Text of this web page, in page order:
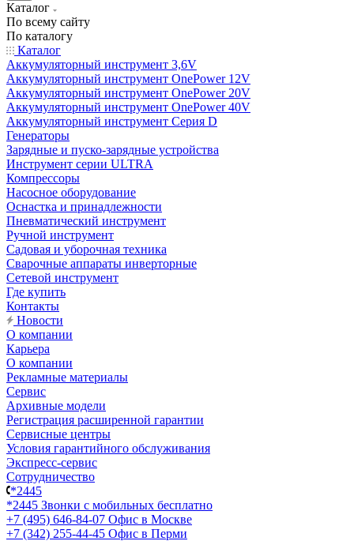
Каталог
По всему сайту
По каталогу
Каталог
Аккумуляторный инструмент 3,6V
Аккумуляторный инструмент OnePower 12V
Аккумуляторный инструмент OnePower 20V
Аккумуляторный инструмент OnePower 40V
Аккумуляторный инструмент Серия D
Генераторы
Зарядные и пуско-зарядные устройства
Инструмент серии ULTRA
Компрессоры
Насосное оборудование
Оснастка и принадлежности
Пневматический инструмент
Ручной инструмент
Садовая и уборочная техника
Сварочные аппараты инверторные
Сетевой инструмент
Где купить
Контакты
Новости
О компании
Карьера
О компании
Рекламные материалы
Сервис
Архивные модели
Регистрация расширенной гарантии
Сервисные центры
Условия гарантийного обслуживания
Экспресс-сервис
Сотрудничество
*2445
*2445 Звонки с мобильных бесплатно
+7 (495) 646-84-07 Офис в Москве
+7 (342) 255-44-45 Офис в Перми